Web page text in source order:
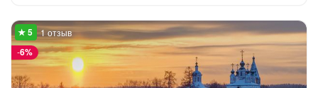
-6%
1 отзыв